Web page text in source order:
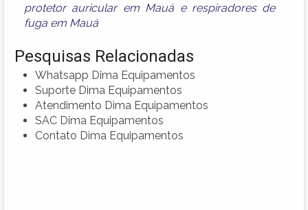
protetor auricular em Mauá e respiradores de
fuga em Mauá
Pesquisas Relacionadas
Whatsapp Dima Equipamentos
Suporte Dima Equipamentos
Atendimento Dima Equipamentos
SAC Dima Equipamentos
Contato Dima Equipamentos